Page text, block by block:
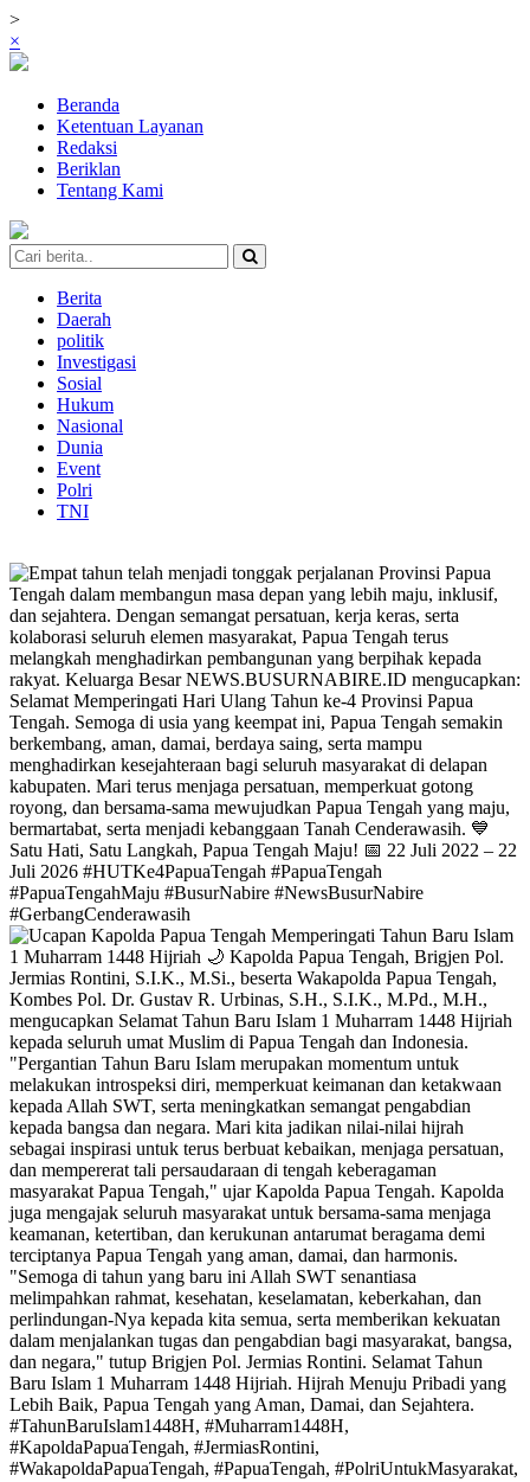
>
×
Beranda
Ketentuan Layanan
Redaksi
Beriklan
Tentang Kami
Berita
Daerah
politik
Investigasi
Sosial
Hukum
Nasional
Dunia
Event
Polri
TNI